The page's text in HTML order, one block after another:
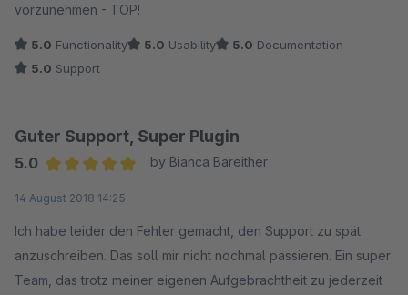
vorzunehmen - TOP!
5.0 Functionality 5.0 Usability 5.0 Documentation
5.0 Support
Guter Support, Super Plugin
5.0
by Bianca Bareither
14 August 2018 14:25
Ich habe leider den Fehler gemacht, den Support zu spät
anzuschreiben. Das soll mir nicht nochmal passieren. Ein super
Team, das trotz meiner eigenen Aufgebrachtheit zu jederzeit